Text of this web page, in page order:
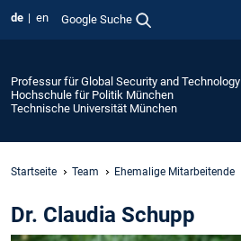
de en Google Suche
Professur für Global Security and Technology
Hochschule für Politik München
Technische Universität München
Startseite Team Ehemalige Mitarbeitende
Dr. Claudia Schupp